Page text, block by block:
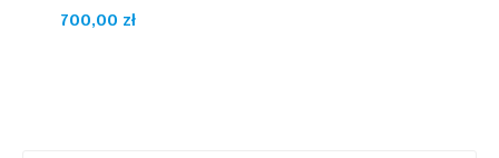
700,00 zł